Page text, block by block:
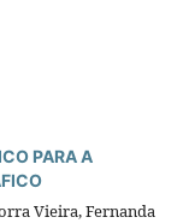
PARA A
Vieira, Fernanda